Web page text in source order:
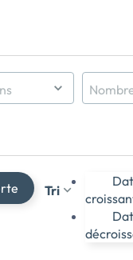
2 pièces
4 pièces
5 pièces et
Tri